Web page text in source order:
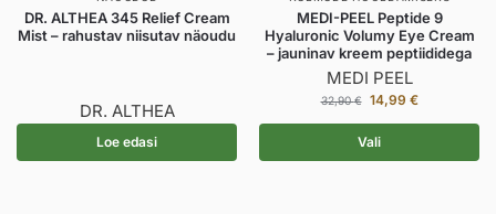
DR. ALTHEA 345 Relief Cream
Mist – rahustav niisutav näoudu
DR. ALTHEA
Loe edasi
MEDI-PEEL Peptide 9
Hyaluronic Volumy Eye Cream
– jauninav kreem peptiididega
MEDI PEEL
32,90€ 14,99 €
Vali